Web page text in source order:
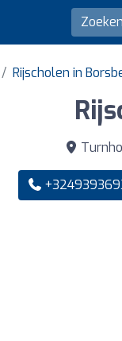
Rijscholen in